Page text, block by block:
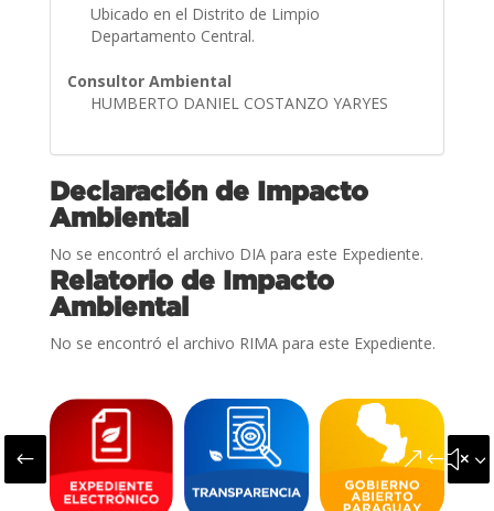
Ubicado en el Distrito de Limpio
Departamento Central.
Consultor Ambiental
HUMBERTO DANIEL COSTANZO YARYES
Declaración de Impacto
Ambiental
No se encontró el archivo DIA para este Expediente.
Relatorio de Impacto
Ambiental
No se encontró el archivo RIMA para este Expediente.
#